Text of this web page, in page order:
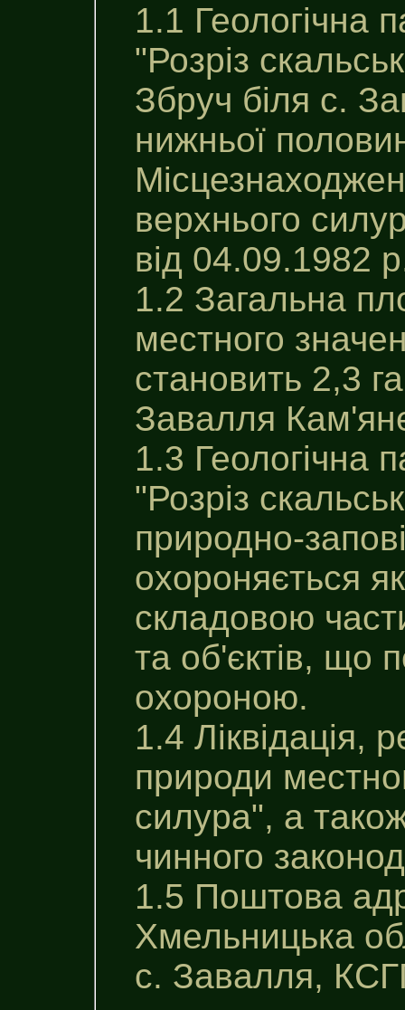
1.1 Геологічна
"Розріз
Збруч біля с.
нижньої
верхнього
від 04.09.1982
1.2 Загальна
местного
становить 2,3
Завалля
1.3 Геологічна
"Розріз
природно-
охороняється
складовою
та об'єктів, що
охороною.
1.4 Ліквідація,
природи
силура", а
чинного
1.5 Поштова
Хмельницька
с. Завалля,